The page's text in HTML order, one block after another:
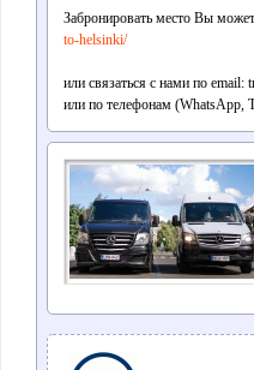
Забронировать место Вы
to-helsinki/
или связаться с нами по email:
или по телефонам (WhatsApp,